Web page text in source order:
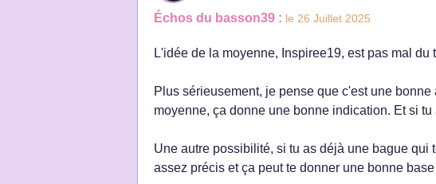
Échos du basson39 : le 26 Juillet 2025
L'idée de la moyenne, Inspiree19, est pas mal
Plus sérieusement, je pense que c'est une
moyenne, ça donne une bonne indication. Et si
Une autre possibilité, si tu as déjà une bague
assez précis et ça peut te donner une bonne